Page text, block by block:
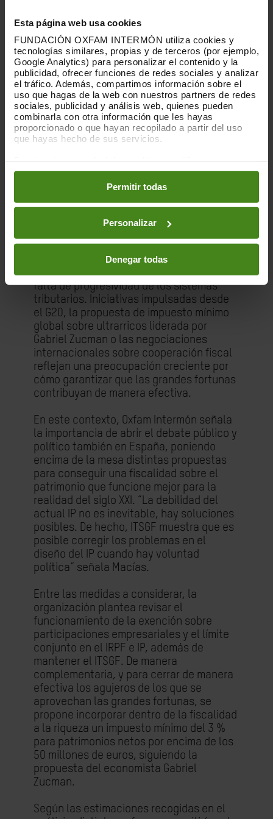
Esta página web usa cookies
FUNDACIÓN OXFAM INTERMÓN utiliza cookies y
tecnologías similares, propias y de terceros (por ejemplo,
Google Analytics) para personalizar el contenido y la
publicidad, ofrecer funciones de redes sociales y analizar
el tráfico. Además, compartimos información sobre el
uso que hagas de la web con nuestros partners de redes
sociales, publicidad y análisis web, quienes pueden
combinarla con otra información que les hayas
proporcionado o que hayan recopilado a partir del uso
que hayas hecho de sus servicios.
preferencias accediendo a nuestraPolítica de Cookieso
en los botones facilitados a continuación:
Permitir todas
Personalizar
Denegar todas
euros y benefician principalmente a los
grandes patrimonios con mayor capacidad
para reorganizar sus rentas y estructuras
financieras. Hasta la entrada en vigor del
impuesto temporal sobre las grandes
fortunas, eldumpingfiscal promovido por
algunas Comunidades Autónomas,
aplicando sustanciales bonificaciones de
la cuota a pagar (de hasta el 100%),
suponían otro importante agujero para la
Reformar el impuesto para recuperar
equidad y capacidad recaudatoria
de fuerte debate a nivel global y en países
sobre la fiscalidad de las grandes
fortunas y la creciente evidencia sobre la
falta de progresividad de los sistemas
tributarios.
Iniciativas impulsadas desde
el G20, la propuesta de impuesto mínimo
global sobre ultrarricos liderada por
Gabriel Zucman o las negociaciones
internacionales sobre cooperación fiscal
reflejan una preocupación creciente por
cómo garantizar que las grandes fortunas
contribuyan de manera efectiva.
En este contexto, Oxfam Intermón señala
la importancia de abrir el debate público y
político también en España, poniendo
encima de la mesa distintas propuestas
para conseguir una fiscalidad sobre el
patrimonio que funcione mejor para la
realidad del siglo XXI. “La debilidad del
actual IP no es inevitable, hay soluciones
posibles. De hecho, ITSGF muestra que es
posible corregir los problemas en el
diseño del IP cuando hay voluntad
política” señala Macías.
Entre las medidas a considerar, la
organización plantea revisar el
funcionamiento de la exención sobre
participaciones empresariales y el límite
conjunto en el IRPF e IP, además de
mantener el ITSGF. De manera
complementaria, y para cerrar de manera
efectiva los agujeros de los que se
aprovechan las grandes fortunas, se
propone incorporar dentro de la fiscalidad
a la riqueza un impuesto mínimo del 3 %
para patrimonios netos por encima de los
50 millones de euros, siguiendo la
propuesta del economista Gabriel
Zucman.
Según las estimaciones recogidas en el